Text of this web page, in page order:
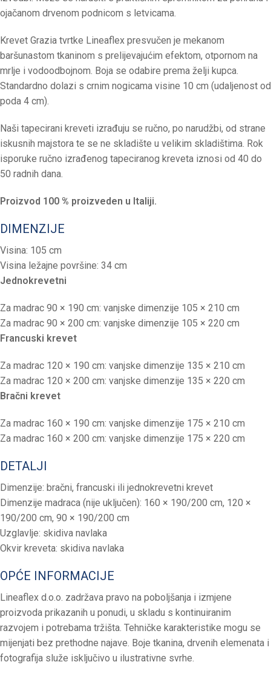
ojačanom drvenom podnicom s letvicama.
Krevet Grazia tvrtke Lineaflex presvučen je mekanom
baršunastom tkaninom s prelijevajućim efektom, otpornom na
mrlje i vodoodbojnom. Boja se odabire prema želji kupca.
Standardno dolazi s crnim nogicama visine 10 cm (udaljenost od
poda 4 cm).
Naši tapecirani kreveti izrađuju se ručno, po narudžbi, od strane
iskusnih majstora te se ne skladište u velikim skladištima. Rok
isporuke ručno izrađenog tapeciranog kreveta iznosi od 40 do
50 radnih dana.
Proizvod 100 % proizveden u Italiji.
DIMENZIJE
Visina: 105 cm
Visina ležajne površine: 34 cm
Jednokrevetni
Za madrac 90 × 190 cm: vanjske dimenzije 105 × 210 cm
Za madrac 90 × 200 cm: vanjske dimenzije 105 × 220 cm
Francuski krevet
Za madrac 120 × 190 cm: vanjske dimenzije 135 × 210 cm
Za madrac 120 × 200 cm: vanjske dimenzije 135 × 220 cm
Bračni krevet
Za madrac 160 × 190 cm: vanjske dimenzije 175 × 210 cm
Za madrac 160 × 200 cm: vanjske dimenzije 175 × 220 cm
DETALJI
Dimenzije: bračni, francuski ili jednokrevetni krevet
Dimenzije madraca (nije uključen): 160 × 190/200 cm, 120 ×
190/200 cm, 90 × 190/200 cm
Uzglavlje: skidiva navlaka
Okvir kreveta: skidiva navlaka
OPĆE INFORMACIJE
Lineaflex d.o.o. zadržava pravo na poboljšanja i izmjene
proizvoda prikazanih u ponudi, u skladu s kontinuiranim
razvojem i potrebama tržišta. Tehničke karakteristike mogu se
mijenjati bez prethodne najave. Boje tkanina, drvenih elemenata i
fotografija služe isključivo u ilustrativne svrhe.